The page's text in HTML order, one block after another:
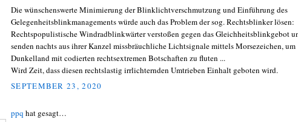
Die wünschenswerte Minimierung der Blinklichtverschmutzung und Einführung des
Gelegenheitsblinkmanagements würde auch das Problem der sog. Rechtsblinker lösen:
Rechtspopulistische Windradblinkwärter verstoßen gegen das Gleichheitsblinkgebot
senden nachts aus ihrer Kanzel missbräuchliche Lichtsignale mittels Morsezeichen, um
Dunkelland mit codierten rechtsextremen Botschaften zu fluten ...
Wird Zeit, dass diesen rechtslastig irrlichternden Umtrieben Einhalt geboten wird.
SEPTEMBER 23, 2020
ppq hat gesagt…